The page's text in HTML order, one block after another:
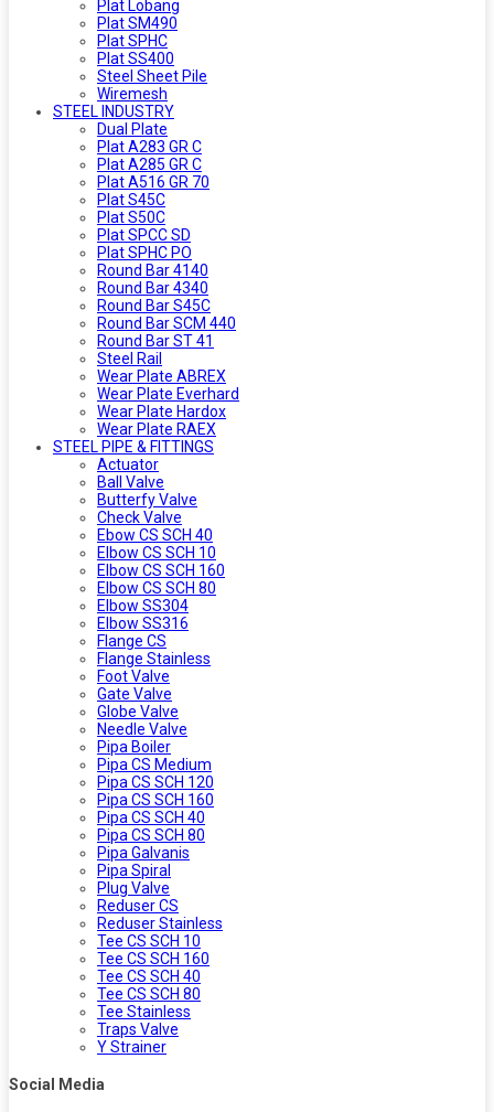
Plat Lobang
Plat SM490
Plat SPHC
Plat SS400
Steel Sheet Pile
Wiremesh
STEEL INDUSTRY
Dual Plate
Plat A283 GR C
Plat A285 GR C
Plat A516 GR 70
Plat S45C
Plat S50C
Plat SPCC SD
Plat SPHC PO
Round Bar 4140
Round Bar 4340
Round Bar S45C
Round Bar SCM 440
Round Bar ST 41
Steel Rail
Wear Plate ABREX
Wear Plate Everhard
Wear Plate Hardox
Wear Plate RAEX
STEEL PIPE & FITTINGS
Actuator
Ball Valve
Butterfy Valve
Check Valve
Ebow CS SCH 40
Elbow CS SCH 10
Elbow CS SCH 160
Elbow CS SCH 80
Elbow SS304
Elbow SS316
Flange CS
Flange Stainless
Foot Valve
Gate Valve
Globe Valve
Needle Valve
Pipa Boiler
Pipa CS Medium
Pipa CS SCH 120
Pipa CS SCH 160
Pipa CS SCH 40
Pipa CS SCH 80
Pipa Galvanis
Pipa Spiral
Plug Valve
Reduser CS
Reduser Stainless
Tee CS SCH 10
Tee CS SCH 160
Tee CS SCH 40
Tee CS SCH 80
Tee Stainless
Traps Valve
Y Strainer
Social Media